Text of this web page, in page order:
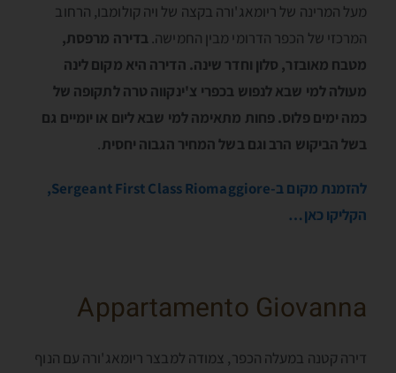
מעל המרינה של ריומאג'ורה בקצה של ויה קולומבו, הרחוב
המרכזי של הכפר הדרומי מבין החמישה. בדירה מרפסת,
מטבח מאובזר, סלון וחדר שינה. הדירה היא מקום לינה
מעולה למי שבא לנפוש בכפרי צ'ינקווה טרה לתקופה של
כמה ימים פלוס. פחות מתאימה למי שבא ליום או יומיים גם
בשל הביקוש הרב וגם בשל המחיר הגבוה יחסית.
להזמנת מקום ב-Sergeant First Class Riomaggiore,
הקליקו כאן…
Appartamento Giovanna
דירה קטנה במעלה הכפר, צמודה למבצר ריומאג'ורה עם הנוף